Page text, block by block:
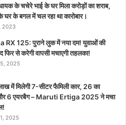
के चचेरे भाई के घर मिला करोड़ों का शराब,
घर के बगल में चल रहा था कारोबार।
2023
RX 125: पुराने लुक में नया दम! युवाओं की
फिर से करेगी वापसी मचाएगी तहलका!
2025
में मिलेगी 7-सीटर फैमिली कार, 26 का
6 एयरबैग – Maruti Ertiga 2025 ने मचा
2025